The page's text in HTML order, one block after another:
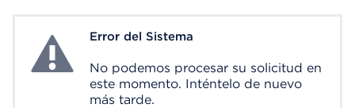
System ErrorError del Sistema
No podemos procesar su solicitud en
este momento. Inténtelo de nuevo
más tarde.